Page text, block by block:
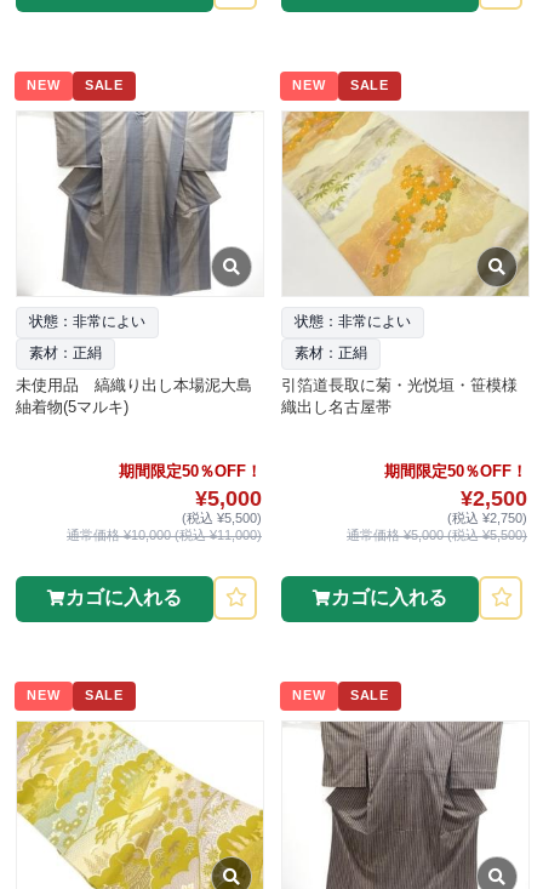
NEW SALE
状態：非常によい
素材：正絹
未使用品 縞織り出し本場泥大島
紬着物(5マルキ)
期間限定50％OFF！
¥5,000
(税込 ¥5,500)
通常価格 ¥10,000 (税込 ¥11,000)
カゴに入れる
NEW SALE
状態：非常によい
素材：正絹
引箔道長取に菊・光悦垣・笹模様
織出し名古屋帯
期間限定50％OFF！
¥2,500
(税込 ¥2,750)
通常価格 ¥5,000 (税込 ¥5,500)
カゴに入れる
NEW SALE NEW SALE